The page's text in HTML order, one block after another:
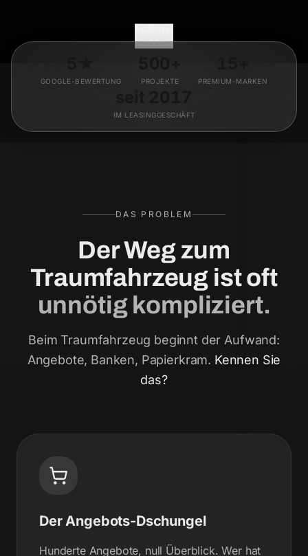
GOOGLE-BEWERTUNG PROJEKTE PREMIUM-MARKEN
IM LEASINGGESCHÄFT
DAS PROBLEM
Der Weg zum
Traumfahrzeug ist oft
unnötig kompliziert.
Beim Traumfahrzeug beginnt der Aufwand:
Angebote, Banken, Papierkram. Kennen Sie
das?
Der Angebots-Dschungel
Hunderte Angebote, null Überblick. Wer hat